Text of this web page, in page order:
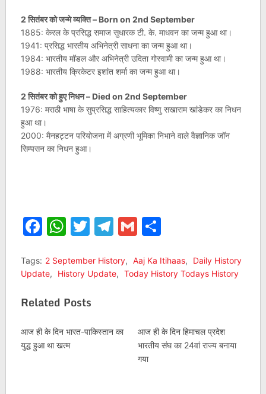
2 सितंबर को जन्मे व्यक्ति – Born on 2nd September
1885: केरल के प्रसिद्ध समाज सुधारक टी. के. माधवन का जन्म हुआ था।
1941: प्रसिद्ध भारतीय अभिनेत्री साधना का जन्म हुआ था।
1984: भारतीय मॉडल और अभिनेत्री उदिता गोस्वामी का जन्म हुआ था।
1988: भारतीय क्रिकेटर इशांत शर्मा का जन्म हुआ था।
2 सितंबर को हुए निधन – Died on 2nd September
1976: मराठी भाषा के सुप्रसिद्ध साहित्यकार विष्णु सखाराम खांडेकर का निधन
हुआ था।
2000: मैनहट्टन परियोजना में अग्रणी भूमिका निभाने वाले वैज्ञानिक जॉन
सिम्पसन का निधन हुआ।
Facebook
WhatsApp
Twitter
Telegram
GmailShare
Tags: 2 September History, Aaj Ka Itihaas,
Daily History
Update, History Update, Today History Todays History
Related Posts
आज ही के दिन भारत-पाकिस्तान का
युद्ध हुआ था खत्म
आज ही के दिन हिमाचल प्रदेश
भारतीय संघ का 24वां राज्य बनाया
गया